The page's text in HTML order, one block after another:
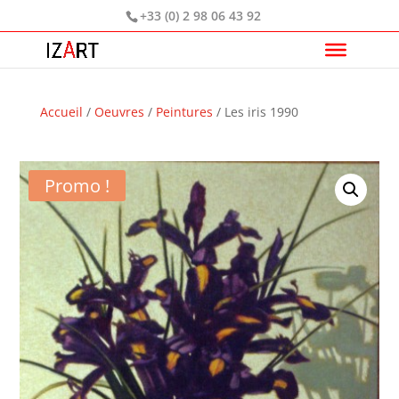
+33 (0) 2 98 06 43 92
Accueil / Oeuvres / Peintures / Les iris 1990
Promo !